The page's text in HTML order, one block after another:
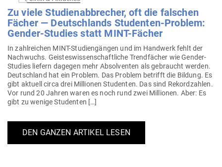
Zu viele Stu­di­en­ab­brecher, oft die fal­schen
Fächer — Deutsch­lands Stu­denten-Problem:
Gender-Studies statt MINT-Fächer
In zahl­reichen MINT-Stu­­di­en­­gängen und im Handwerk fehlt der
Nach­wuchs. Geis­tes­wis­sen­schaft­liche Trend­fächer wie Gender-
Studies liefern dagegen mehr Absol­venten als gebraucht werden.
Deutschland hat ein Problem. Das Problem betrifft die Bildung. Es
gibt aktuell circa drei Mil­lionen Stu­denten. Das sind Rekord­zahlen.
Vor rund 20 Jahren waren es noch rund zwei Mil­lionen. Aber: Es
gibt zu wenige Studenten […]
DEN GANZEN ARTIKEL LESEN